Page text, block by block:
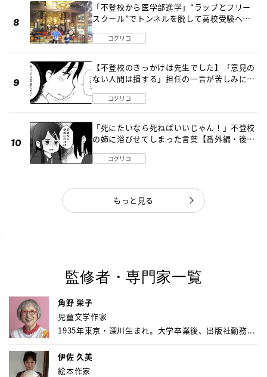
「不登校から医学部進学」“ラップとフリー
スクール”でトンネルを脱して高校受験へ
コクリコ
【不登校のきっかけは先生でした】「意見の
ない人間は損する」担任の一言が苦しみに…
コクリコ
「死にたいなら死ねばいいじゃん！」不登校
の姉に浴びせてしまった言葉【番外編・後
コクリコ
もっと見る
監修者・専門家一覧
角野 栄子
児童文学作家
1935年東京・深川生まれ。大学卒業後、出版社勤務...
伊佐 久美
絵本作家